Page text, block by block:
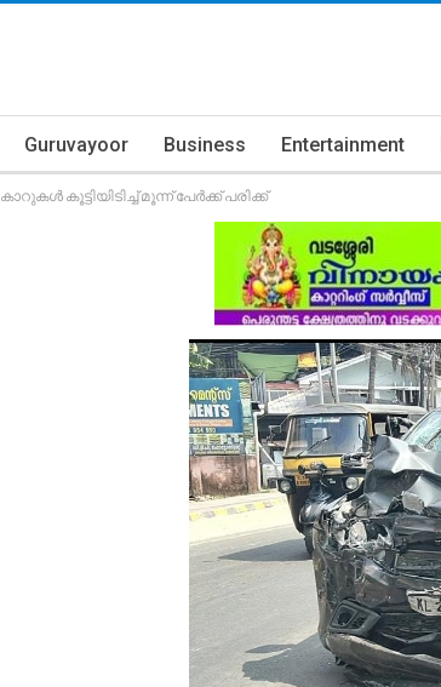
Guruvayoor Business Entertainment
കാറുകൾ കൂട്ടിയിടിച്ച് മൂന്ന് പേർക്ക് പരിക്ക്